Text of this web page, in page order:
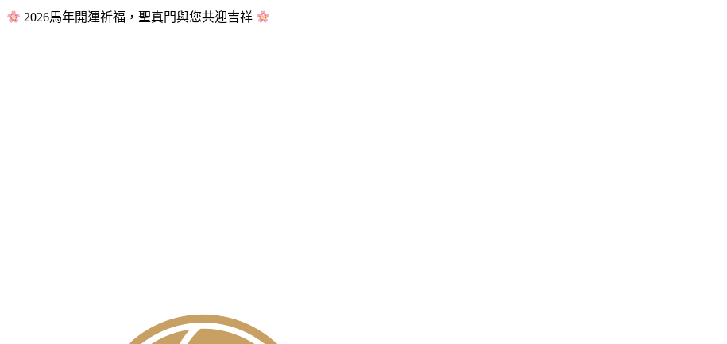
2026馬年開運祈福，聖真門與您共迎吉祥